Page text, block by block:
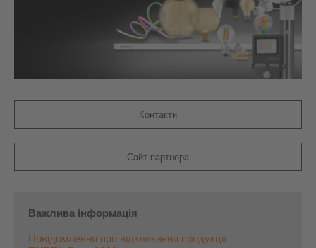
Контакти
Сайт партнера
Важлива інформація
Повідомлення про відкликання продукції